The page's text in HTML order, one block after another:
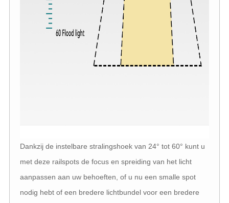
Dankzij de instelbare stralingshoek van 24° tot 60° kunt u
met deze railspots de focus en spreiding van het licht
aanpassen aan uw behoeften, of u nu een smalle spot
nodig hebt of een bredere lichtbundel voor een bredere